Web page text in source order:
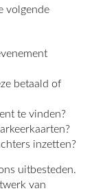
volgende
betaald of
te vinden?
inzetten?
uitbesteden.
van